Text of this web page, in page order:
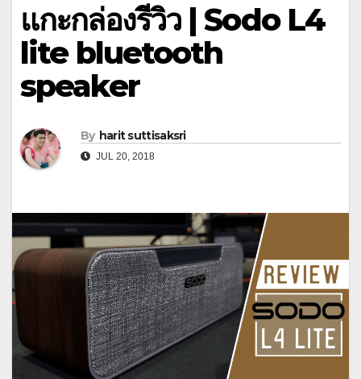
แกะกล่องรีวิว | Sodo L4
lite bluetooth
speaker
By harit suttisaksri
JUL 20, 2018